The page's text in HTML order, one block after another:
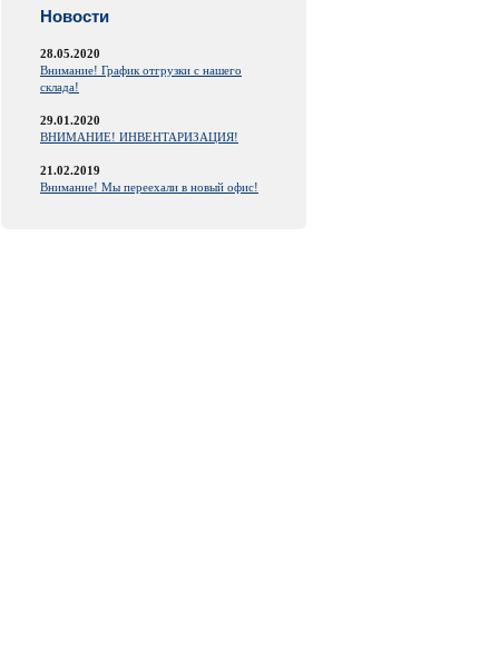
Новости
28.05.2020
Внимание! График отгрузки с нашего
склада!
29.01.2020
ВНИМАНИЕ! ИНВЕНТАРИЗАЦИЯ!
21.02.2019
Внимание! Мы переехали в новый офис!